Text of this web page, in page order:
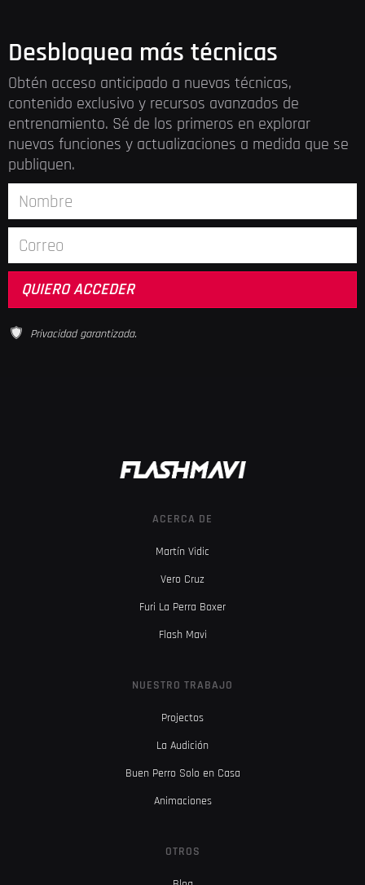
Desbloquea más técnicas
Obtén acceso anticipado a nuevas técnicas,
contenido exclusivo y recursos avanzados de
entrenamiento. Sé de los primeros en explorar
nuevas funciones y actualizaciones a medida que se
publiquen.
Privacidad garantizada.
ACERCA DE
Martín Vidic
Vero Cruz
Furi La Perra Boxer
Flash Mavi
NUESTRO TRABAJO
Projectos
La Audición
Buen Perro Solo en Casa
Animaciones
OTROS